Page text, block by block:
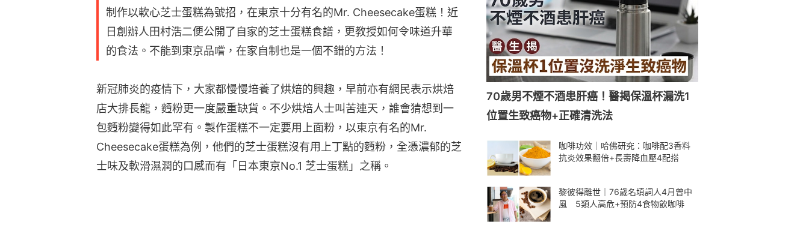
制作以軟心芝士蛋糕為號招，在東京十分有名的Mr. Cheesecake蛋糕！近
日創辦人田村浩二便公開了自家的芝士蛋糕食譜，更教授如何令味道升華
的食法。不能到東京品嚐，在家自制也是一個不錯的方法！
新冠肺炎的疫情下，大家都慢慢培養了烘焙的興趣，早前亦有網民表示烘焙
店大排長龍，麪粉更一度嚴重缺貨。不少烘焙人士叫苦連天，誰會猜想到一
包麪粉變得如此罕有。製作蛋糕不一定要用上面粉，以東京有名的Mr.
Cheesecake蛋糕為例，他們的芝士蛋糕沒有用上丁點的麪粉，全憑濃郁的芝
士味及軟滑濕潤的口感而有「日本東京No.1 芝士蛋糕」之稱。
70歲男不煙不酒患肝癌！醫揭保溫杯漏洗1
位置生致癌物+正確清洗法
咖啡功效｜哈佛研究：咖啡配3香料
抗炎效果翻倍+長壽降血壓4配搭
黎彼得離世｜76歲名填詞人4月曾中
風 5類人高危+預防4食物飲咖啡